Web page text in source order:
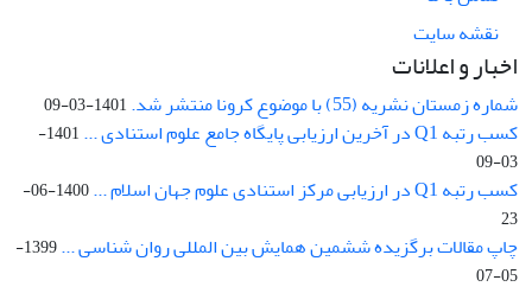
نقشه سایت
اخبار و اعلانات
شماره زمستان نشریه (55) با موضوع کرونا منتشر شد. 1401-03-09
کسب رتبه Q1 در آخرین ارزیابی پایگاه جامع علوم استنادی ...
1401-
03-09
کسب رتبه Q1 در ارزیابی مرکز استنادی علوم جهان اسلام ...
1400-06-
23
چاپ مقالات برگزیده ششمین همایش بین المللی روان شناسی ...
1399-
05-07